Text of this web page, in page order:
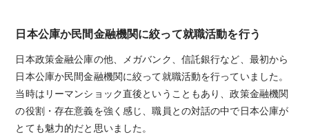
日本公庫か民間金融機関に絞って就職活動を行う
日本政策金融公庫の他、メガバンク、信託銀行など、最初から
日本公庫か民間金融機関に絞って就職活動を行っていました。
当時はリーマンショック直後ということもあり、政策金融機関
の役割・存在意義を強く感じ、職員との対話の中で日本公庫が
とても魅力的だと思いました。